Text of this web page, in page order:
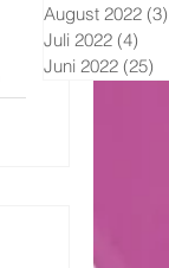
August 2022 (3)
Juli 2022 (4)
Juni 2022 (25)